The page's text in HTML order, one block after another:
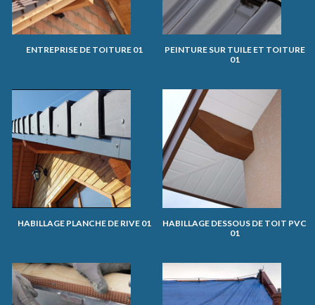
ENTREPRISE DE TOITURE 01
PEINTURE SUR TUILE ET TOITURE
01
HABILLAGE PLANCHE DE RIVE 01
HABILLAGE DESSOUS DE TOIT PVC
01